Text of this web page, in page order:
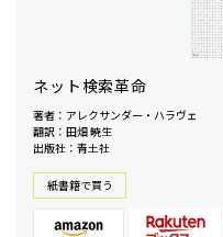
ネット検索革命
著者：アレクサンダー・ハラヴェ
翻訳：田畑 暁生
出版社：青土社
紙書籍で買う